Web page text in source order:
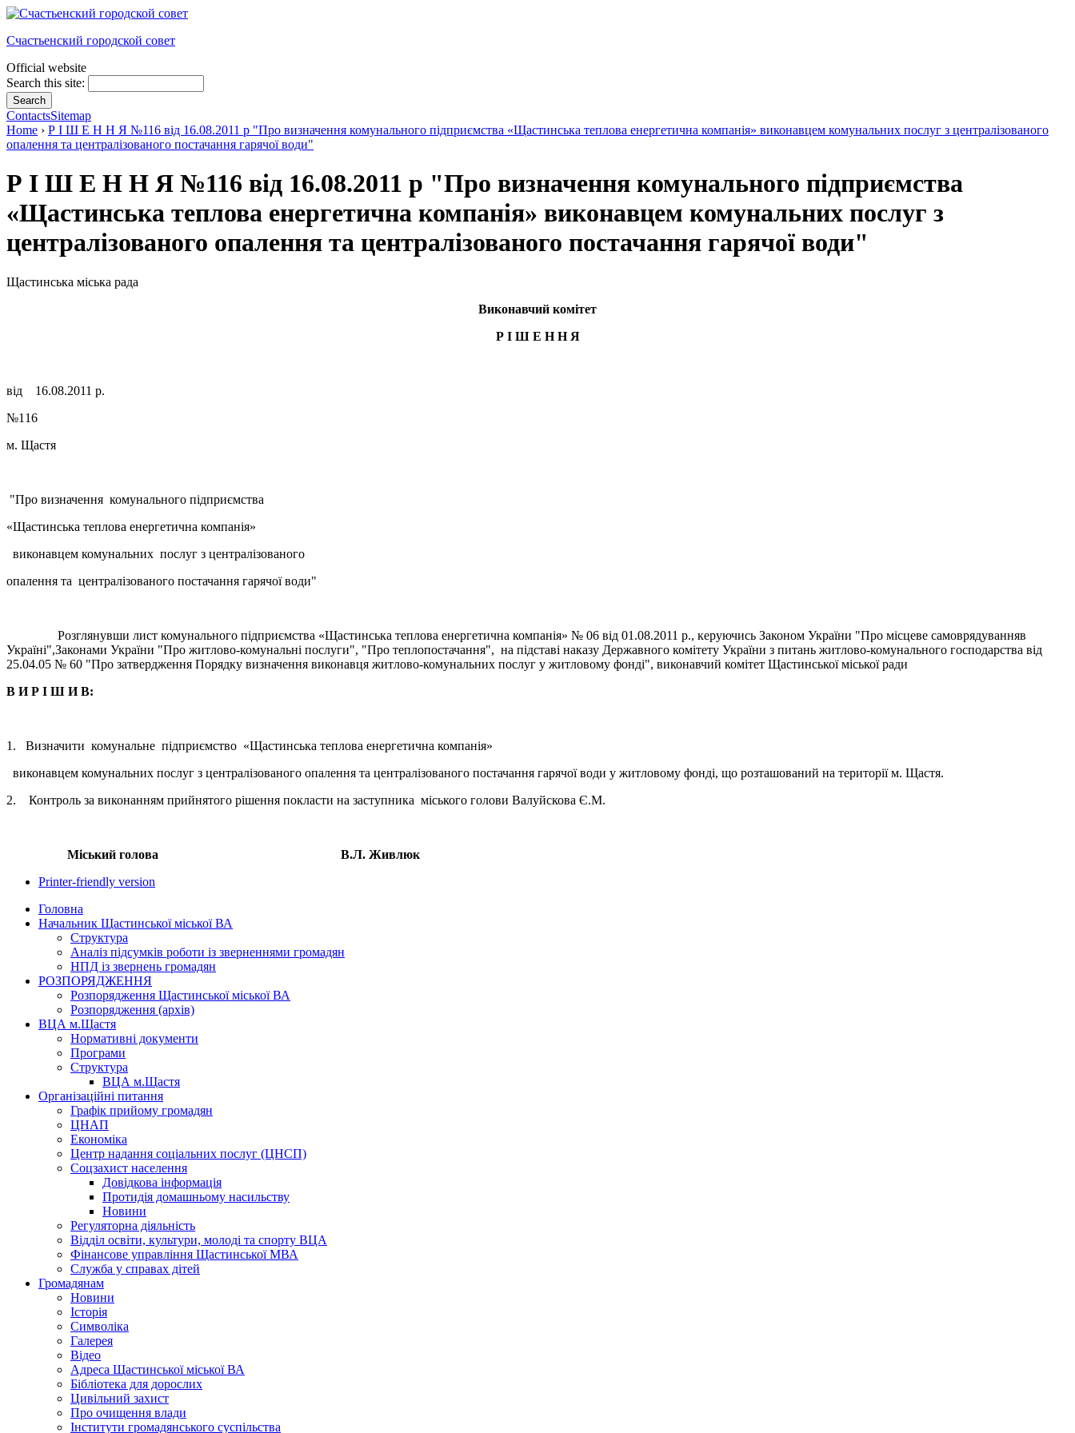
Счастьенский городской совет
Official website
Search this site:
ContactsSitemap
Home › Р І Ш Е Н Н Я №116 від 16.08.2011 р "Про визначення комунального підприємства «Щастинська теплова енергетична компанія» виконавцем комунальних послуг з централізованого
опалення та централізованого постачання гарячої води"
Р І Ш Е Н Н Я №116 від 16.08.2011 р "Про визначення комунального підприємства
«Щастинська теплова енергетична компанія» виконавцем комунальних послуг з
централізованого опалення та централізованого постачання гарячої води"
Щастинська міська рада
Виконавчий комітет
Р І Ш Е Н Н Я
від 16.08.2011 р.
№116
м. Щастя
"Про визначення комунального підприємства
«Щастинська теплова енергетична компанія»
виконавцем комунальних послуг з централізованого
опалення та централізованого постачання гарячої води"
Розглянувши лист комунального підприємства «Щастинська теплова енергетична компанія» № 06 від 01.08.2011 р., керуючись Законом України "Про місцеве самоврядуванняв
Україні",Законами України "Про житлово-комунальні послуги", "Про теплопостачання", на підставі наказу Державного комітету України з питань житлово-комунального господарства від
25.04.05 № 60 "Про затвердження Порядку визначення виконавця житлово-комунальних послуг у житловому фонді", виконавчий комітет Щастинської міської ради
В И Р І Ш И В:
1. Визначити комунальне підприємство «Щастинська теплова енергетична компанія»
виконавцем комунальних послуг з централізованого опалення та централізованого постачання гарячої води у житловому фонді, що розташований на території м. Щастя.
2. Контроль за виконанням прийнятого рішення покласти на заступника міського голови Валуйскова Є.М.
Міський голова В.Л. Живлюк
Printer-friendly version
Головна
Начальник Щастинської міської ВА
Структура
Аналіз підсумків роботи із зверненнями громадян
НПД із звернень громадян
РОЗПОРЯДЖЕННЯ
Розпорядження Щастинської міської ВА
Розпорядження (архів)
ВЦА м.Щастя
Нормативні документи
Програми
Структура
ВЦА м.Щастя
Організаційні питання
Графік прийому громадян
ЦНАП
Економіка
Центр надання соціальних послуг (ЦНСП)
Соцзахист населення
Довідкова інформація
Протидія домашньому насильству
Новини
Регуляторна діяльність
Відділ освіти, культури, молоді та спорту ВЦА
Фінансове управління Щастинської МВА
Служба у справах дітей
Громадянам
Новини
Історія
Символіка
Галерея
Відео
Адреса Щастинської міської ВА
Бібліотека для дорослих
Цивільний захист
Про очищення влади
Інститути громадянського суспільства